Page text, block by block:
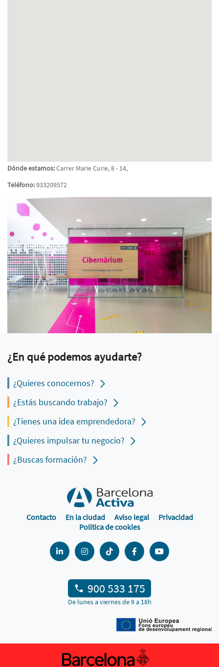
Dónde estamos:Carrer Marie Curie, 8 - 14,
Teléfono:933209572
¿En qué podemos ayudarte?
¿Quieres conocernos?
¿Estás buscando trabajo?
¿Tienes una idea emprendedora?
¿Quieres impulsar tu negocio?
¿Buscas formación?
Contacto En la ciudad Aviso legal
Privacidad
Política de cookies
900 533 175
De lunes a viernes de 9 a 18h